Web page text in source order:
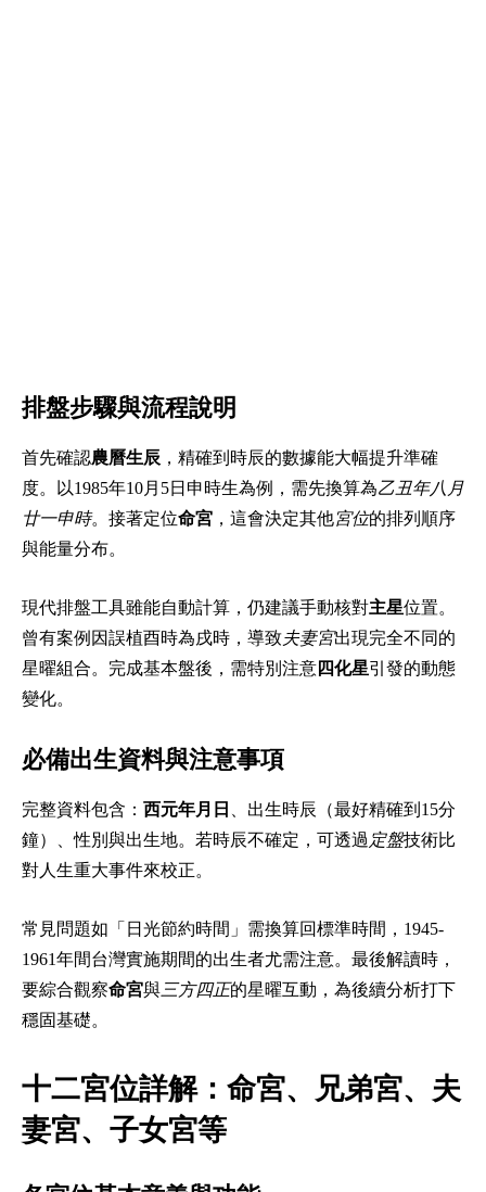
排盤步驟與流程說明
首先確認農曆生辰 ，精確到時辰的數據能大幅提升準確
度。以1985年10月5日申時生為例，需先換算為乙丑年八月
廿一申時。接著定位命宮 ，這會決定其他宮位的排列順序
與能量分布。
現代排盤工具雖能自動計算，仍建議手動核對主星位置。
曾有案例因誤植酉時為戌時，導致夫妻宮出現完全不同的
星曜組合。完成基本盤後，需特別注意四化星引發的動態
變化。
必備出生資料與注意事項
完整資料包含： 西元年月日
、出生時辰（最好精確到15分
鐘）、性別與出生地。若時辰不確定，可透過 定盤技術比
對人生重大事件來校正。
常見問題如「日光節約時間」需換算回標準時間，1945-
1961年間台灣實施期間的出生者尤需注意。最後解讀時，
要綜合觀察命宮與 三方四正的星曜互動，為後續分析打下
穩固基礎。
十二宮位詳解：命宮、兄弟宮、夫
妻宮、子女宮等